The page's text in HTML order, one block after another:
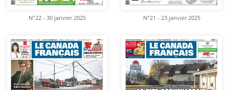
N°22 - 30 janvier 2025 N°21 - 23 janvier 2025